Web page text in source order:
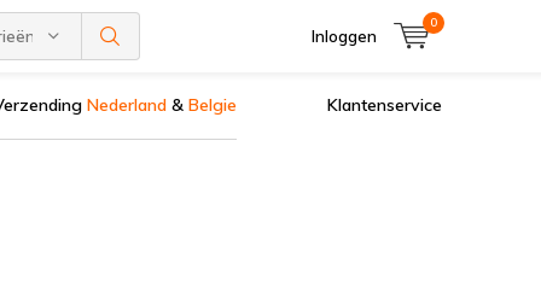
Inloggen
0
Nederland & Belgie Klantenservice